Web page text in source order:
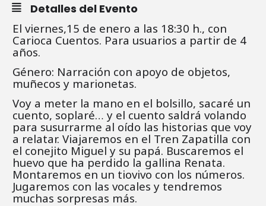
Detalles del Evento
El viernes,15 de enero a las 18:30 h., con
Carioca Cuentos. Para usuarios a partir de 4
años.
Género: Narración con apoyo de objetos,
muñecos y marionetas.
Voy a meter la mano en el bolsillo, sacaré un
cuento, soplaré… y el cuento saldrá volando
para susurrarme al oído las historias que voy
a relatar. Viajaremos en el Tren Zapatilla con
el conejito Miguel y su papá. Buscaremos el
huevo que ha perdido la gallina Renata.
Montaremos en un tiovivo con los números.
Jugaremos con las vocales y tendremos
muchas sorpresas más.